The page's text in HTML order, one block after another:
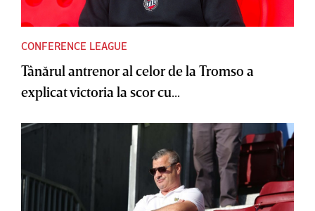
CONFERENCE LEAGUE
Tânărul antrenor al celor de la Tromso a
explicat victoria la scor cu...